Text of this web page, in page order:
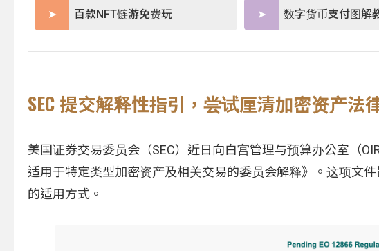
百款NFT链游免费玩 数字货币支付图解
SEC 提交解释性指引，尝试厘清加密资产法
美国证券交易委员会（SEC）近日向白宫管理与预算办公室（
适用于特定类型加密资产及相关交易的委员会解释》。这项文
的适用方式。